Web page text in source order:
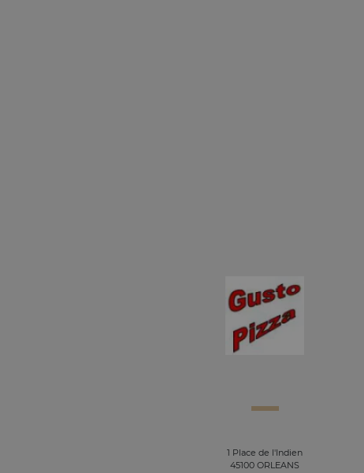
1 Place de l'Indien
45100 ORLEANS